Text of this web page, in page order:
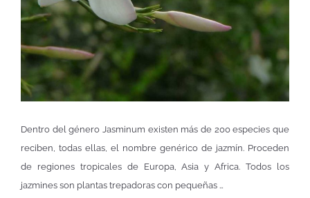
Dentro del género Jasminum existen más de 200 especies que
reciben, todas ellas, el nombre genérico de jazmín. Proceden
de regiones tropicales de Europa, Asia y Africa. Todos los
jazmines son plantas trepadoras con pequeñas …